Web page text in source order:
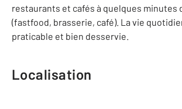
restaurants et cafés à quelques minutes
(fastfood, brasserie, café). La vie
praticable et bien desservie.
Localisation